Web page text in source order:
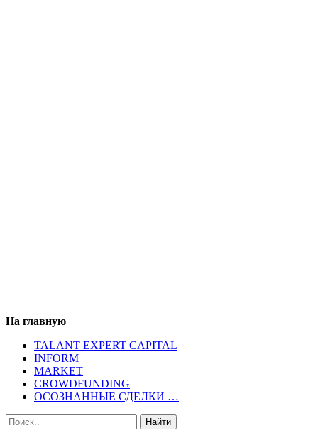
На главную
TALANT EXPERT CAPITAL
INFORM
MARKET
CROWDFUNDING
ОСОЗНАННЫЕ СДЕЛКИ …